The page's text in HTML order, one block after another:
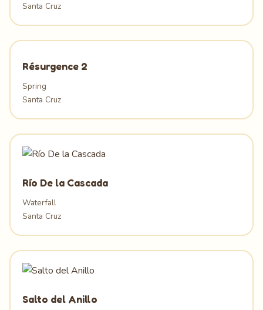
Santa Cruz
Résurgence 2
Spring
Santa Cruz
Río De la Cascada
Waterfall
Santa Cruz
Salto del Anillo